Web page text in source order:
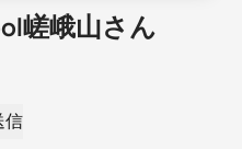
嵯峨山さん
信